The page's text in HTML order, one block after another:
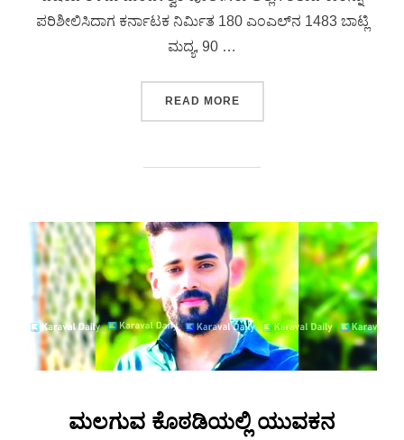
ಪರಿಶೀಲಿಸಿದಾಗ ಕರ್ನಾಟಕ ನಿರ್ಮಿತ 180 ಎಂಎಲ್‌ನ 1483 ಬಾಟ್ಲಿ
ಮದ್ಯ, 90 …
READ MORE
ಮಲಗುವ ಕೊಠಡಿಯಲ್ಲಿ ಯುವಕನ